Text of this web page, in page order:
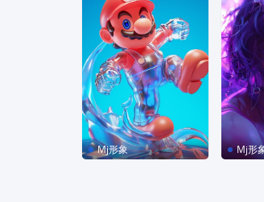
Mj形象 Mj形